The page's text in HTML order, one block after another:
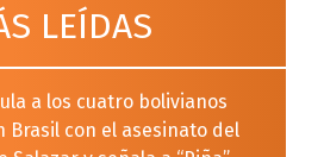
LEÍDAS
a los cuatro bolivianos
Brasil con el asesinato del